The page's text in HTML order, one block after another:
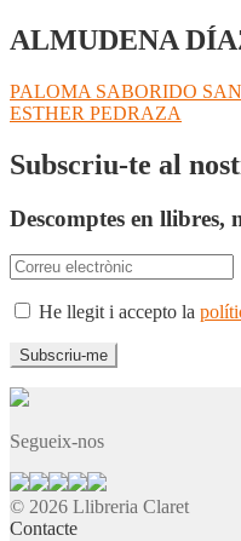
ALMUDENA
Navegació
d'entrades
Entrada
anterior:
PALOMA SABORIDO
Pròxima
ESTHER PEDRAZA
Subscriu-te al
Descomptes en llibres,
He llegit i accepto la
Segueix-nos
© 2026 Llibreria Claret
Contacte